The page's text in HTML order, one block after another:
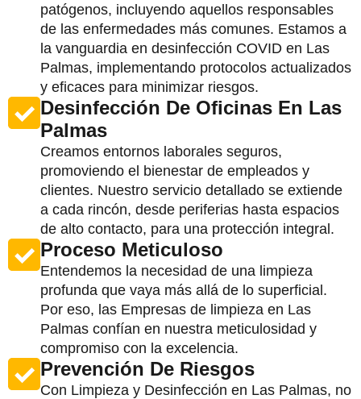
patógenos, incluyendo aquellos responsables
de las enfermedades más comunes. Estamos a
la vanguardia en desinfección COVID en Las
Palmas, implementando protocolos actualizados
y eficaces para minimizar riesgos.
Desinfección De Oficinas En Las
Palmas
Creamos entornos laborales seguros,
promoviendo el bienestar de empleados y
clientes. Nuestro servicio detallado se extiende
a cada rincón, desde periferias hasta espacios
de alto contacto, para una protección integral.
Proceso Meticuloso
Entendemos la necesidad de una limpieza
profunda que vaya más allá de lo superficial.
Por eso, las Empresas de limpieza en Las
Palmas confían en nuestra meticulosidad y
compromiso con la excelencia.
Prevención De Riesgos
Con Limpieza y Desinfección en Las Palmas, no